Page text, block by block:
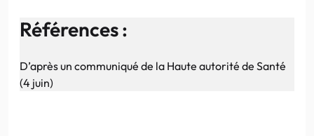
Références :
D’après un communiqué de la Haute autorité de Santé
(4 juin)